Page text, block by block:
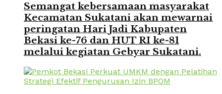
Semangat kebersamaan masyarakat
Kecamatan Sukatani akan mewarnai
peringatan Hari Jadi Kabupaten
Bekasi ke-76 dan HUT RI ke-81
melalui kegiatan Gebyar Sukatani.